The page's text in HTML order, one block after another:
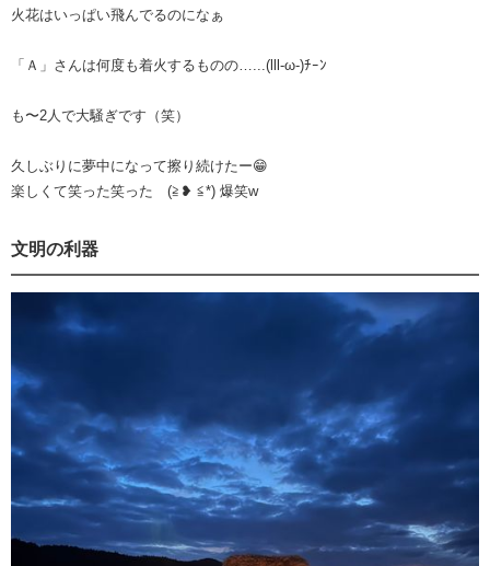
火花はいっぱい飛んでるのになぁ
「Ａ」さんは何度も着火するものの…...(lll-ω-)ﾁｰﾝ
も〜2人で大騒ぎです（笑）
久しぶりに夢中になって擦り続けたー😁
楽しくて笑った笑ったゞ(≧‎‎‎‎❥⁠ ≦*) 爆笑w
文明の利器